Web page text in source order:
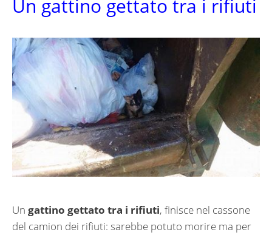
Un gattino gettato tra i rifiuti
Un gattino gettato tra i rifiuti, finisce nel cassone
del camion dei rifiuti: sarebbe potuto morire ma per